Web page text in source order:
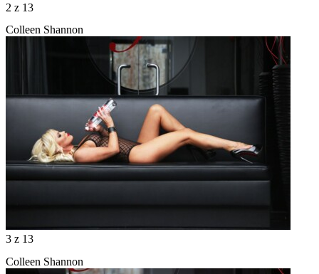
2 z 13
Colleen Shannon
3 z 13
Colleen Shannon